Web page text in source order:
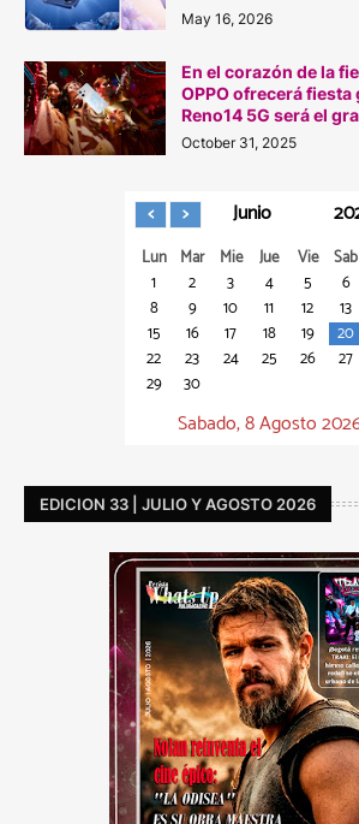
May 16, 2026
En el corazón de la
OPPO ofrecerá
Reno14 5G será el
October 31, 2025
Junio
Lun Mar Mie Jue Vie Sab
1
2 3 4 5 6
8
9 10 11 12 13
15
16 17 18 19 20
22
23 24 25 26 27
29
30
Sabado, 8 Agosto
EDICION 33 | JULIO Y AGOSTO 2026